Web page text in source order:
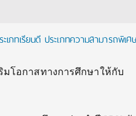
ภทเรียนดี ประเภทความสามารถพิเศ
มโอกาสทางการศึกษาให้กับ